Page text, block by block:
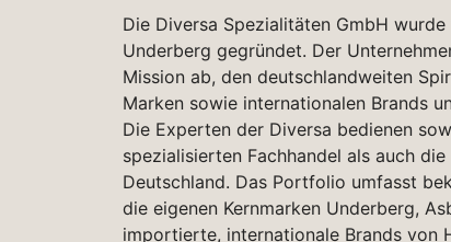
Die Diversa Spezialitäten GmbH
Underberg gegründet. Der
Mission ab, den deutschlandweiten
Marken sowie internationalen Brands
Die Experten der Diversa bedienen
spezialisierten Fachhandel als auch
Deutschland. Das Portfolio umfasst
die eigenen Kernmarken Underberg,
importierte, internationale Brands von